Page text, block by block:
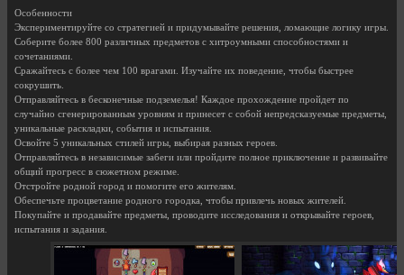
Особенности
Экспериментируйте со стратегией и придумывайте решения, ломающие логику игры.
Соберите более 800 различных предметов с хитроумными способностями и
сочетаниями.
Сражайтесь с более чем 100 врагами. Изучайте их поведение, чтобы быстрее
сокрушить.
Отправляйтесь в бесконечные подземелья! Каждое прохождение пройдет по
случайно сгенерированным уровням и принесет с собой непредсказуемые предметы,
уникальные раскладки, события и испытания.
Освойте 5 уникальных стилей игры, выбирая разных героев.
Отправляйтесь в независимые забеги или пройдите полное приключение и развивайте
общий прогресс в сюжетном режиме.
Отстройте родной город и помогите его жителям.
Обеспечьте процветание родного городка, чтобы привлечь новых жителей.
Покупайте и продавайте предметы, проводите исследования и открывайте героев,
испытания и задания.